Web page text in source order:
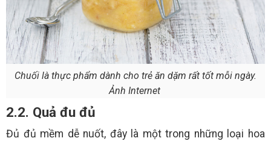
Chuối là thực phẩm dành cho trẻ ăn dặm rất tốt mỗi ngày.
Ảnh Internet
2.2. Quả đu đủ
Đủ đủ mềm dễ nuốt, đây là một trong những loại hoa